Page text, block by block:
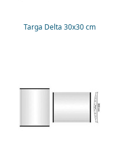
Targa Delta 30x30 cm